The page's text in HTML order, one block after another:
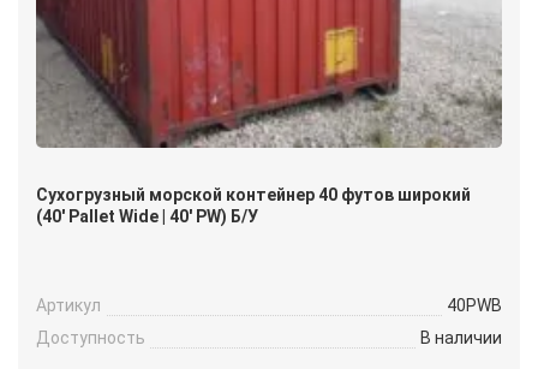
Сухогрузный морской контейнер 40 футов широкий
(40′ Pallet Wide | 40′ PW) Б/У
Артикул
40PWB
Доступность
В наличии